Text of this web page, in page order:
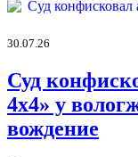
30.07.26
Суд
4х4» у
вождение